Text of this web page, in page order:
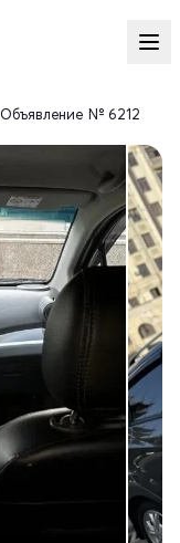
Объявление № 6212